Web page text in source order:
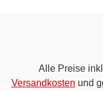
Alle Preise
Versandkosten und